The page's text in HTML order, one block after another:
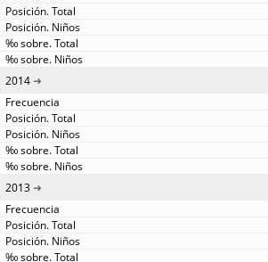
2014
2013